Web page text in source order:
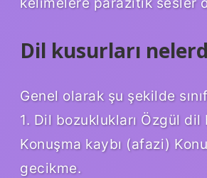
Dil kusurları
Genel olarak şu şekilde
1. Dil bozuklukları Özgül dil
Konuşma kaybı (afazi)
gecikme.